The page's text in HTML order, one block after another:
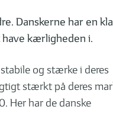
Danskerne har en
have kærligheden i.
og stærke i deres
stærkt på deres
Her har de danske